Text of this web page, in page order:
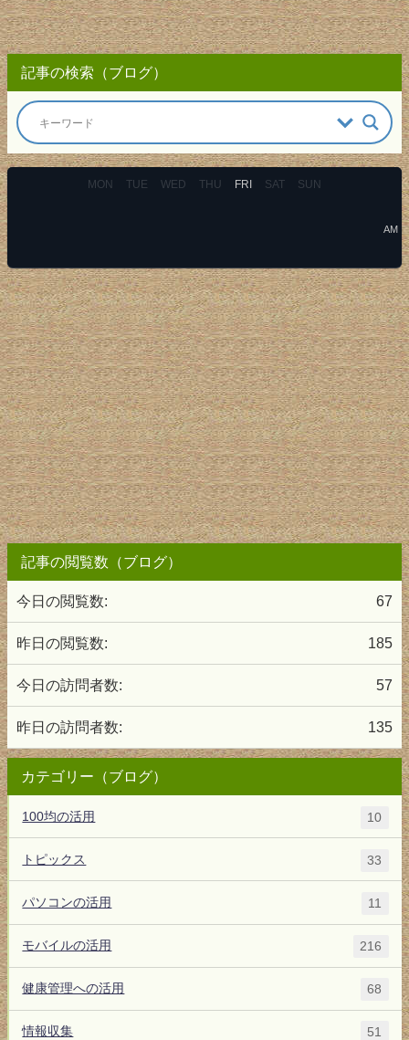
記事の検索（ブログ）
MON TUE WED THU FRI SAT SUN
AM
記事の閲覧数（ブログ）
67
今日の閲覧数:
185
昨日の閲覧数:
57
今日の訪問者数:
135
昨日の訪問者数:
カテゴリー（ブログ）
100均の活用 10
トピックス 33
パソコンの活用 11
モバイルの活用 216
健康管理への活用 68
情報収集 51